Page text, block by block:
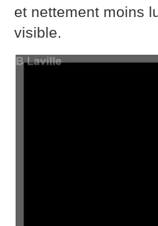
et nettement moins
visible.